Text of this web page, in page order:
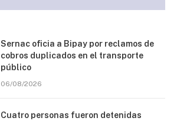
Sernac oficia a Bipay por reclamos de
cobros duplicados en el transporte
público
06/08/2026
Cuatro personas fueron detenidas